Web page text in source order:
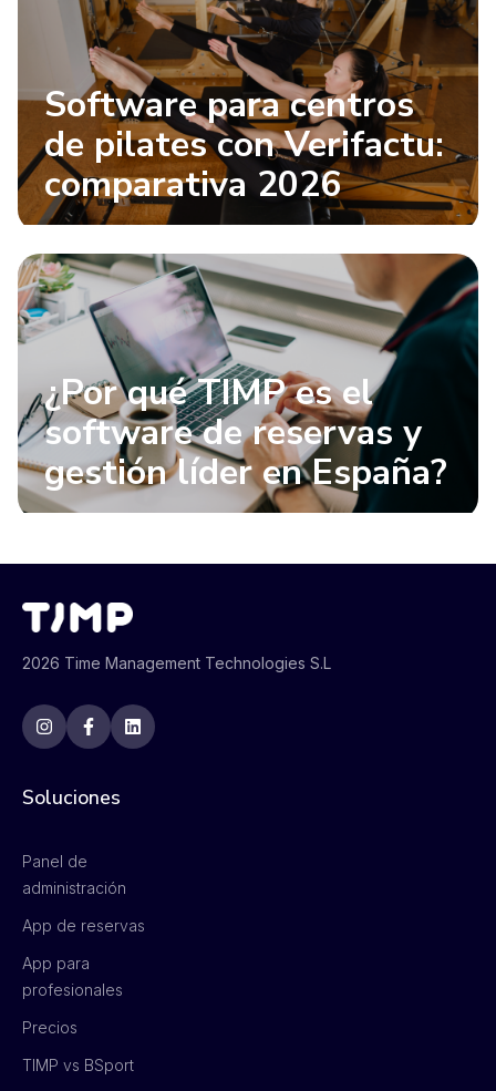
Software para centros
de pilates con Verifactu:
comparativa 2026
¿Por qué TIMP es el
software de reservas y
gestión líder en España?
2026 Time Management Technologies S.L
Soluciones
Panel de
administración
App de reservas
App para
profesionales
Precios
TIMP vs BSport